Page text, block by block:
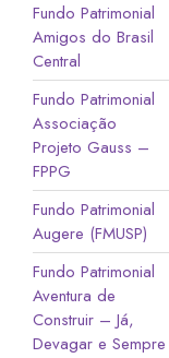
Fundo Patrimonial
Amigos do Brasil
Central
Fundo Patrimonial
Associação
Projeto Gauss –
FPPG
Fundo Patrimonial
Augere (FMUSP)
Fundo Patrimonial
Aventura de
Construir – Já,
Devagar e Sempre